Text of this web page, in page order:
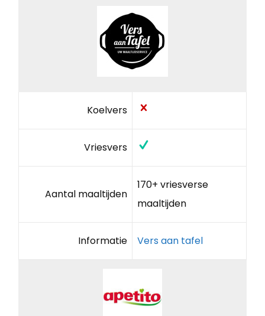
Koelvers
Vriesvers
Aantal maaltijden
170+ vriesverse
maaltijden
Informatie Vers aan tafel